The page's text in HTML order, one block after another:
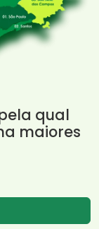
qual
maiores